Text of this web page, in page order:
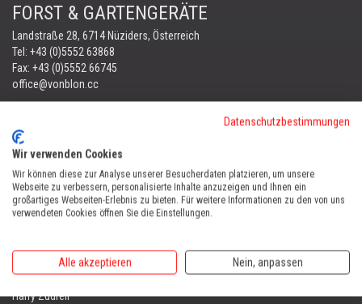
FORST & GARTENGERÄTE
Landstraße 28, 6714 Nüziders, Österreich
Tel: +43 (0)5552 63868
Fax: +43 (0)5552 66745
office@vonblon.cc
PORTABLE WINCH
AUTOMOWER
Automower Kundendienst Nüziders
Tel:+43 (0)5552 31607
AUTOMOWER SHOP LUSTENAU
Maria-Theresien-Straße 77, 6890 Lustenau
Harry Zudrell
Datenschutzbestimmungen
Wir verwenden Cookies
Wir können diese zur Analyse unserer Besucherdaten platzieren, um unsere
Webseite zu verbessern, personalisierte Inhalte anzuzeigen und Ihnen ein
großartiges Webseiten-Erlebnis zu bieten. Für weitere Informationen zu den von uns
verwendeten Cookies öffnen Sie die Einstellungen.
Alle akzeptieren Nein, anpassen